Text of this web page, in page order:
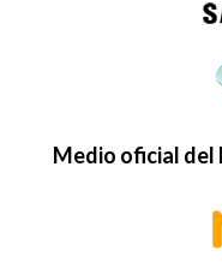
Medio oficial del